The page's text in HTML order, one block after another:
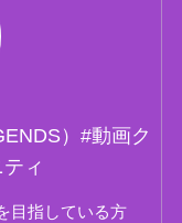
）#動画ク
ィ
目指している方